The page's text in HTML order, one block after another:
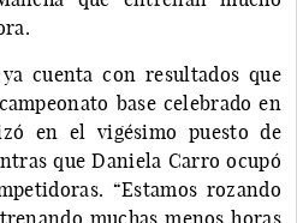
cuenta con resultados que
base celebrado en
en el vigésimo puesto de
que Daniela Carro ocupó
“Estamos rozando
muchas menos horas